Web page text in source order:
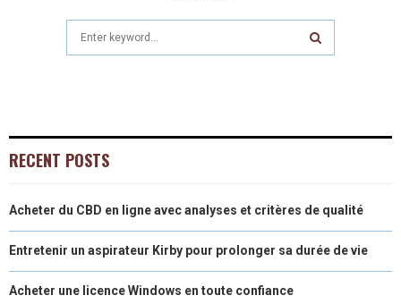
RECENT POSTS
Acheter du CBD en ligne avec analyses et critères de qualité
Entretenir un aspirateur Kirby pour prolonger sa durée de vie
Acheter une licence Windows en toute confiance